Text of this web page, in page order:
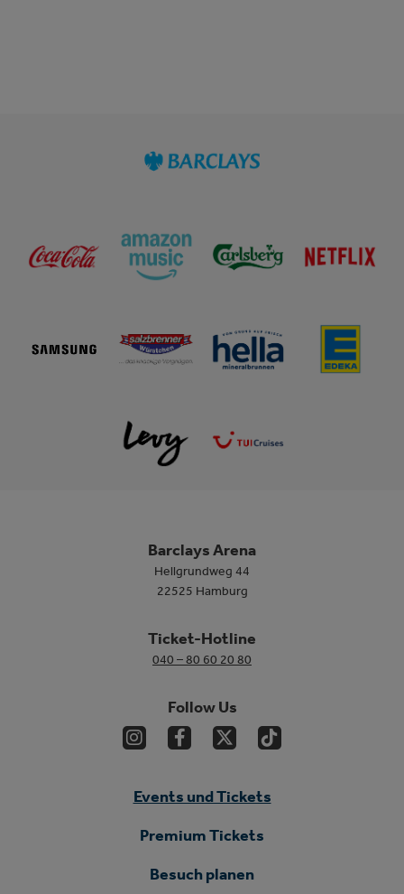
Barclays Arena
Hellgrundweg 44
22525 Hamburg
Ticket-Hotline
040 – 80 60 20 80
Follow Us
Events und Tickets
Premium Tickets
Besuch planen